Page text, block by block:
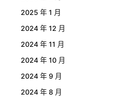
2025 年 1 月
2024 年 12 月
2024 年 11 月
2024 年 10 月
2024 年 9 月
2024 年 8 月